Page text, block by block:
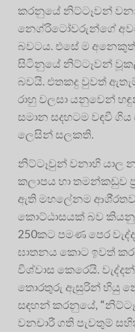
කරනුයේ නිට්ටෑවන්
නෙග්රිටෝවරුන්ගේ
බවටය. එසේ ම
සිටිනුයේ නිට්ටෑවන්
බවයි. එතකදු වුවත්
රාහු වලසා යනුවෙන්
සමාන සදහටම වඳවී
ලෙසින් සලකති.
නිට්ටෑවුන් වනාහි යාල
කලාපය හා තමන්කඩුව
ඇති මහලේනම
කොට්ඨාසයක් බව කියනු
250කට පමණ පෙර
ඝාතනය කොට ඉවත්
විශ්වාස කෙරෙයි.
තොරතුරු ඇසුරින් හියු
සඳහන් කරනුයේ,
වනචාරී ගති පැවතුම්